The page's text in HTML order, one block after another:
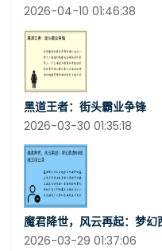
2026-04-10 01:46:38
黑道王者：街头霸业争锋
2026-03-30 01:35:18
魔君降世，风云再起：梦
2026-03-29 01:37:06